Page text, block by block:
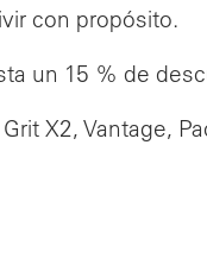
con propósito.
un 15 % de
X2, Vantage,